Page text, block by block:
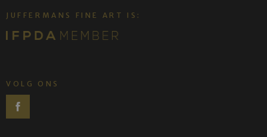
JUFFERMANS FINE ART IS:
VOLG ONS